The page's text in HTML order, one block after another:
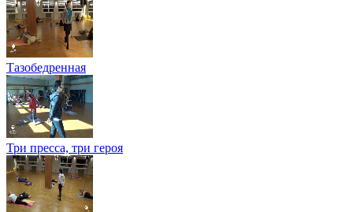
Тазобедренная
Три пресса, три героя